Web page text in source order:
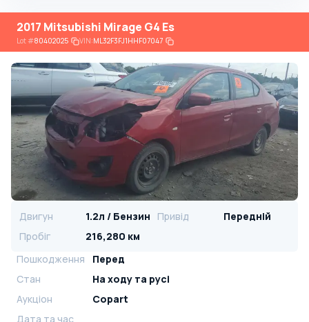
2017 Mitsubishi Mirage G4 Es
Lot#80402025 VIN:ML32F3FJ1HHF07047
Двигун 1.2л / Бензин Привід
Передній
Пробіг
216,280 км
Пошкодження
Перед
Стан
На ​​ходу та русі
Аукціон
Copart
Дата та час